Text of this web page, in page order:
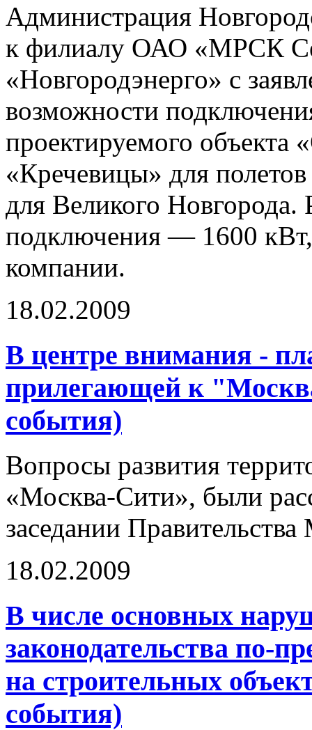
Администрация
к филиалу ОАО «МРСК
«Новгородэнерго» с
возможности
проектируемого объекта
«Кречевицы» для
для Великого Новгорода.
подключения — 1600
компании.
18.02.2009
В центре внимания -
прилегающей к
события)
Вопросы развития
«Москва-Сити», были
заседании
18.02.2009
В числе основных
законодательства по-
на строительных
события)